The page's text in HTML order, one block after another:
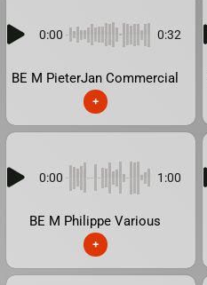
0:00 0:32
BE M PieterJan Commercial
+
0:00 1:00
BE M Philippe Various
+